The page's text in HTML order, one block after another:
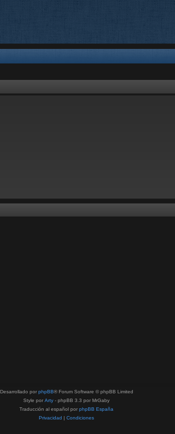
Desarrollado por phpBB® Forum Software © phpBB Limited
Style por Arty - phpBB 3.3 por MrGaby
Traducción al español por phpBB España
Privacidad | Condiciones